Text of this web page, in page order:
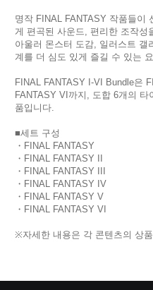
명작 FINAL FANTASY 작품들이
게 편곡된 사운드, 편리한 조작성
아울러 몬스터 도감, 일러스트 갤
계를 더 심도 있게 즐길 수 있는
FINAL FANTASY I-VI Bundle은
FANTASY VI까지, 도합 6개의
품입니다.
■세트 구성
・FINAL FANTASY
・FINAL FANTASY II
・FINAL FANTASY III
・FINAL FANTASY IV
・FINAL FANTASY V
・FINAL FANTASY VI
※자세한 내용은 각 콘텐츠의 상